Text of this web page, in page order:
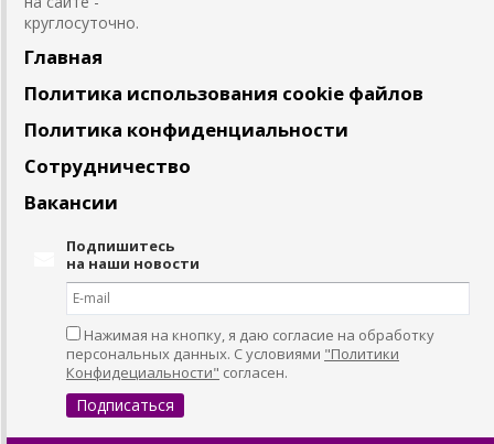
круглосуточно.
Главная
Политика использования cookie файлов
Политика конфиденциальности
Сотрудничество
Вакансии
Подпишитесь
на наши новости
Нажимая на кнопку, я даю согласие на обработку
персональных данных. С условиями "Политики
Конфидециальности" согласен.